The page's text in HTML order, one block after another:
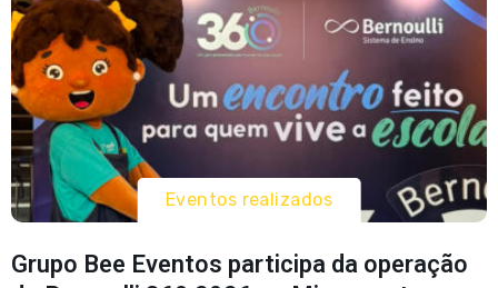
Eventos realizados
Grupo Bee Eventos participa da operação